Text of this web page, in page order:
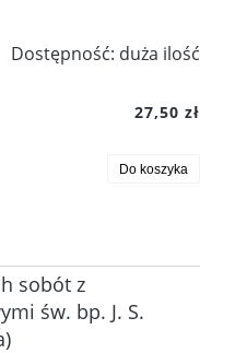
Dostępność: duża ilość
27,50 zł
Do koszyka
sobót z
św. bp. J. S.